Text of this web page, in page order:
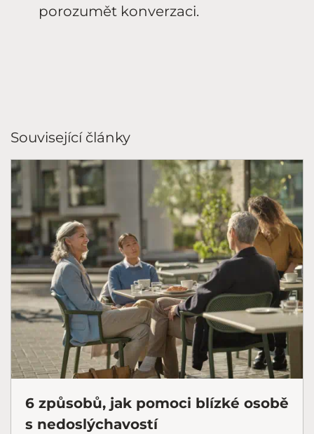
porozumět konverzaci.
Související články
6 způsobů, jak pomoci blízké osobě
s nedoslýchavostí